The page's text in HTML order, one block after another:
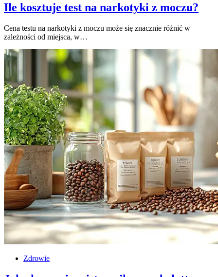
Ile kosztuje test na narkotyki z moczu?
Cena testu na narkotyki z moczu może się znacznie różnić w
zależności od miejsca, w…
Zdrowie